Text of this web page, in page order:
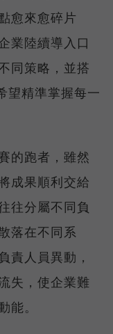
愈來愈碎片
業陸續導入口
同策略，並搭
望精準掌握每一
的跑者，雖然
成果順利交給
往分屬不同負
落在不同系
責人員異動，
失，使企業難
能。